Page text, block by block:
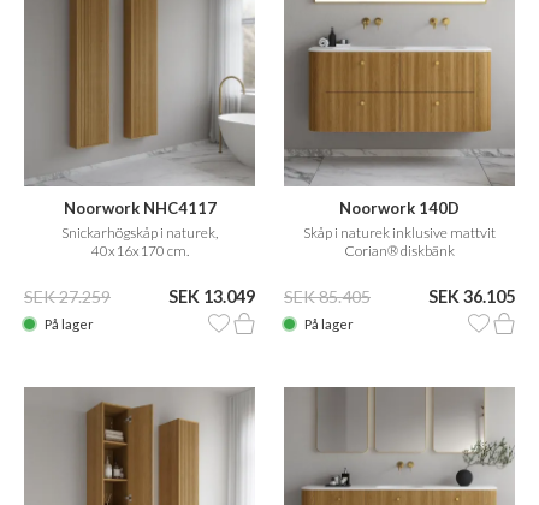
Noorwork NHC4117
Snickarhögskåp i naturek,
40x16x170 cm.
SEK 27.259 SEK 13.049
På lager
Noorwork 140D
Skåp i naturek inklusive mattvit
Corian® diskbänk
SEK 85.405 SEK 36.105
På lager